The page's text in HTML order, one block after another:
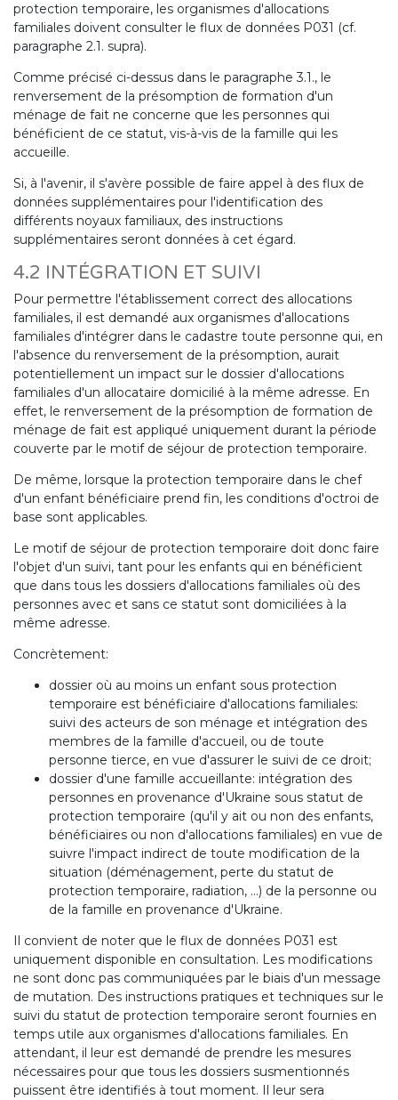
protection temporaire, les organismes d'allocations
familiales doivent consulter le flux de données P031 (cf.
paragraphe 2.1. supra).
Comme précisé ci-dessus dans le paragraphe 3.1., le
renversement de la présomption de formation d'un
ménage de fait ne concerne que les personnes qui
bénéficient de ce statut, vis-à-vis de la famille qui les
accueille.
Si, à l'avenir, il s'avère possible de faire appel à des flux de
données supplémentaires pour l'identification des
différents noyaux familiaux, des instructions
supplémentaires seront données à cet égard.
4.2 INTÉGRATION ET SUIVI
Pour permettre l'établissement correct des allocations
familiales, il est demandé aux organismes d'allocations
familiales d'intégrer dans le cadastre toute personne qui, en
l'absence du renversement de la présomption, aurait
potentiellement un impact sur le dossier d'allocations
familiales d'un allocataire domicilié à la même adresse. En
effet, le renversement de la présomption de formation de
ménage de fait est appliqué uniquement durant la période
couverte par le motif de séjour de protection temporaire.
De même, lorsque la protection temporaire dans le chef
d'un enfant bénéficiaire prend fin, les conditions d'octroi de
base sont applicables.
Le motif de séjour de protection temporaire doit donc faire
l'objet d'un suivi, tant pour les enfants qui en bénéficient
que dans tous les dossiers d'allocations familiales où des
personnes avec et sans ce statut sont domiciliées à la
même adresse.
Concrètement:
dossier où au moins un enfant sous protection
temporaire est bénéficiaire d'allocations familiales:
suivi des acteurs de son ménage et intégration des
membres de la famille d'accueil, ou de toute
personne tierce, en vue d'assurer le suivi de ce droit;
dossier d'une famille accueillante: intégration des
personnes en provenance d'Ukraine sous statut de
protection temporaire (qu'il y ait ou non des enfants,
bénéficiaires ou non d'allocations familiales) en vue de
suivre l'impact indirect de toute modification de la
situation (déménagement, perte du statut de
protection temporaire, radiation, ...) de la personne ou
de la famille en provenance d'Ukraine.
Il convient de noter que le flux de données P031 est
uniquement disponible en consultation. Les modifications
ne sont donc pas communiquées par le biais d'un message
de mutation. Des instructions pratiques et techniques sur le
suivi du statut de protection temporaire seront fournies en
temps utile aux organismes d'allocations familiales. En
attendant, il leur est demandé de prendre les mesures
nécessaires pour que tous les dossiers susmentionnés
puissent être identifiés à tout moment. Il leur sera